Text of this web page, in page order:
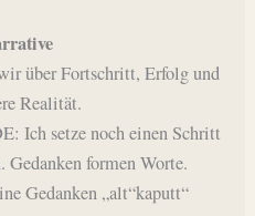
über Fortschritt, Erfolg und
Realität.
Ich setze noch einen Schritt
formen Worte.
Gedanken „alt“kaputt“